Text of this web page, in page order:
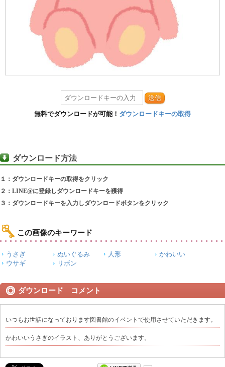
送信
無料でダウンロードが可能！ ダウンロードキーの取得
ダウンロード方法
１：ダウンロードキーの取得をクリック
２：LINE@に登録しダウンロードキーを獲得
３：ダウンロードキーを入力しダウンロードボタンをクリック
この画像のキーワード
うさぎ ぬいぐるみ 人形
かわいい
ウサギ
リボン
ダウンロード コメント
いつもお世話になっております図書館のイベントで使用させていただきます。
かわいいうさぎのイラスト、ありがとうございます。